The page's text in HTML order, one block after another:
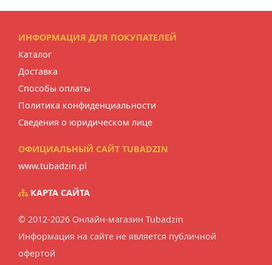
ИНФОРМАЦИЯ ДЛЯ ПОКУПАТЕЛЕЙ
Каталог
Доставка
Способы оплаты
Политика конфиденциальности
Сведения о юридическом лице
ОФИЦИАЛЬНЫЙ САЙТ TUBADZIN
www.tubadzin.pl
КАРТА САЙТА
© 2012-2026 Онлайн-магазин Tubadzin
Информация на сайте не является публичной
офертой